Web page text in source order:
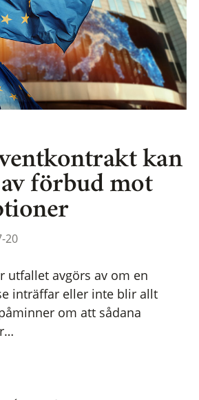
kan
förbud mot
20
utfallet avgörs av om en
inträffar eller inte blir allt
om att sådana